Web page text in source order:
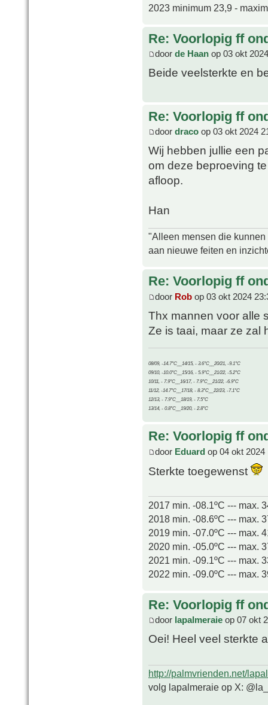
2023 minimum 23,9 -
Re: Voorlopig ff
door de Haan op 03 okt
Beide veelsterkte en
Re: Voorlopig ff
door draco op 03 okt 2024
Wij hebben jullie een
om deze beproeving
afloop.
Han
"Alleen mensen die
aan nieuwe feiten en
Re: Voorlopig ff
door Rob op 03 okt 2024
Thx mannen voor alle
Ze is taai, maar ze zal
08/09, -14.7°C__14/15, - 3.6°C__20/21, -9.1°C
09/10, -10.0°C__15/16, - 5.9°C__21/22, -5.2°C
10/11, - 7.9°C__16/17, - 7.9°C__21/22, -6.9°C
11/12, -14.7°C__17/18, - 8.3°C__22/23, -7.1°C
12/13, - 7.9°C__18/19, - 7.5°C
13/14, - 0.8°C__19/20, - 2.8°C
Re: Voorlopig ff
door Eduard op 04 okt 2024
Sterkte toegewenst
2017 min. -08.1ºC --- max.
2018 min. -08.6ºC --- max.
2019 min. -07.0ºC --- max.
2020 min. -05.0ºC --- max.
2021 min. -09.1ºC --- max.
2022 min. -09.0ºC --- max.
Re: Voorlopig ff
door lapalmeraie op 07 okt
Oei! Heel veel sterkte
http://palmvrienden.net/
volg lapalmeraie op X: